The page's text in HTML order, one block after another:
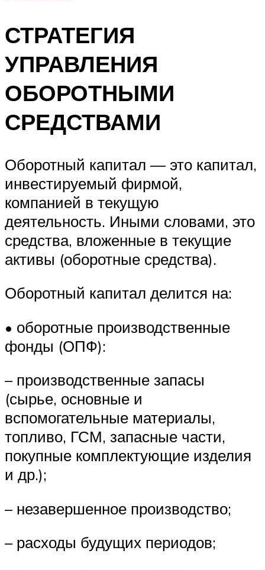
СТРАТЕГИЯ
УПРАВЛЕНИЯ
ОБОРОТНЫМИ
СРЕДСТВАМИ
Оборотный капитал — это капитал,
инвестируемый фирмой,
компанией в текущую
деятельность. Иными словами, это
средства, вложенные в текущие
активы (оборотные средства).
Оборотный капитал делится на:
• оборотные производственные
фонды (ОПФ):
– производственные запасы
(сырье, основные и
вспомогательные материалы,
топливо, ГСМ, запасные части,
покупные комплектующие изделия
и др.);
– незавершенное производство;
– расходы будущих периодов;